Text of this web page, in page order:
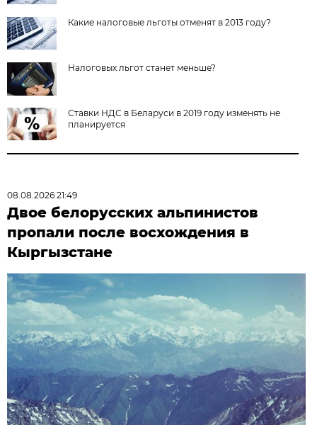
Какие налоговые льготы отменят в 2013 году?
Налоговых льгот станет меньше?
Ставки НДС в Беларуси в 2019 году изменять не
планируется
08.08.2026 21:49
Двое белорусских альпинистов
пропали после восхождения в
Кыргызстане